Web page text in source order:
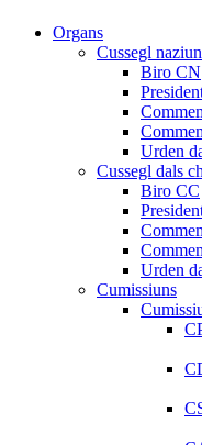
Organs
Cussegl
Biro CN
Urden
Cussegl dals
Biro CC
Urden
Cumissiuns